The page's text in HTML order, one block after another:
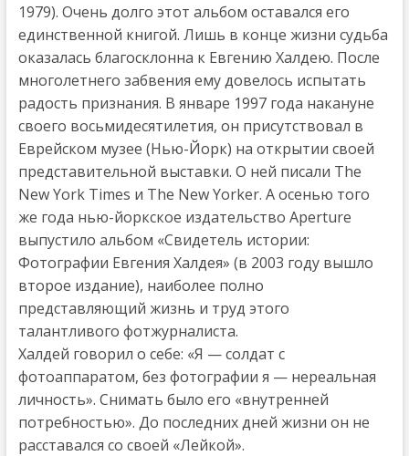
1979). Очень долго этот альбом оставался его
единственной книгой. Лишь в конце жизни судьба
оказалась благосклонна к Евгению Халдею. После
многолетнего забвения ему довелось испытать
радость признания. В январе 1997 года накануне
своего восьмидесятилетия, он присутствовал в
Еврейском музее (Нью-Йорк) на открытии своей
представительной выставки. О ней писали The
New York Times и The New Yorker. А осенью того
же года нью-йоркское издательство Aperture
выпустило альбом «Свидетель истории:
Фотографии Евгения Халдея» (в 2003 году вышло
второе издание), наиболее полно
представляющий жизнь и труд этого
талантливого фотжурналиста.
Халдей говорил о себе: «Я — солдат с
фотоаппаратом, без фотографии я — нереальная
личность». Снимать было его «внутренней
потребностью». До последних дней жизни он не
расставался со своей «Лейкой».